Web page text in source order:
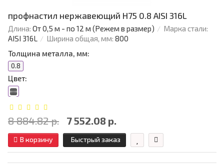
профнастил нержавеющий H75 0.8 AISI 316L
Длина: От 0,5 м - по 12 м (Режем в размер)
Марка стали:
AISI 316L
Ширина общая, мм: 800
Толщина металла, мм:
0.8
Цвет:
8 884.82 р. 7 552.08 р.
В корзину Быстрый заказ